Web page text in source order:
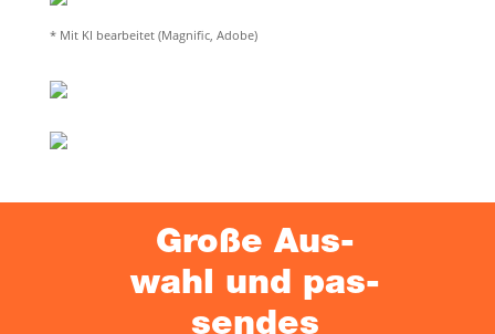
Bit­te stel­le sicher, dass der Rasen gemäht und
* Mit KI bear­bei­tet (Magni­fic, Adobe)
Gro­ße Aus­
wahl und pas­
sen­des